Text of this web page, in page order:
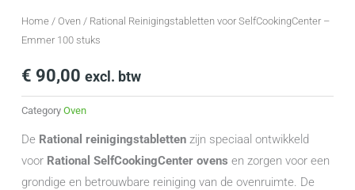
Home/ Oven/ Rational Reinigingstabletten voor SelfCookingCenter –
Emmer 100 stuks
€ 90,00 excl. btw
Category Oven
De Rational reinigingstablettenzijn speciaal ontwikkeld
voor Rational SelfCookingCenter ovens en zorgen voor een
grondige en betrouwbare reiniging van de ovenruimte. De